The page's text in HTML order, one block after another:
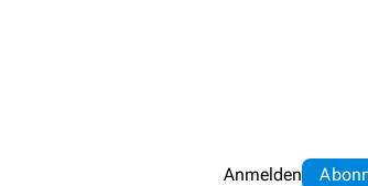
Anmelden Abo